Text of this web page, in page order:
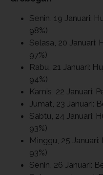
Senin, 19 Januari:
98%)
Selasa, 20 Januari:
97%)
Rabu, 21 Januari:
94%)
Kamis, 22 Januari:
Jumat, 23 Januari:
Sabtu, 24 Januari:
93%)
Minggu, 25
93%)
Senin, 26 Januari: